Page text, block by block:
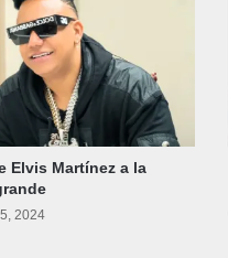
Elvis Martínez a la
2024